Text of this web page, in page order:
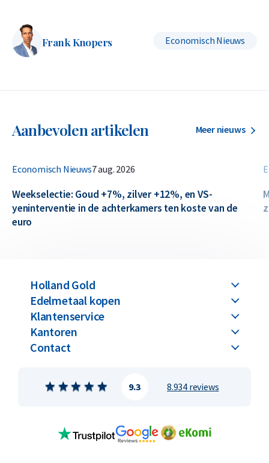
Frank Knopers Economisch Nieuws
Aanbevolen artikelen Meer nieuws
Economisch Nieuws7 aug. 2026
Weekselectie: Goud +7%, zilver +12%, en VS-
yeninterventie in de achterkamers ten koste van de
euro
Holland Gold
Edelmetaal kopen
Klantenservice
Kantoren
Contact
8.934 reviews
9.3